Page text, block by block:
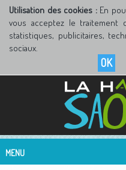
Utilisation des cookies : En
vous acceptez le traitement
statistiques, publicitaires,
sociaux.
OK
MENU